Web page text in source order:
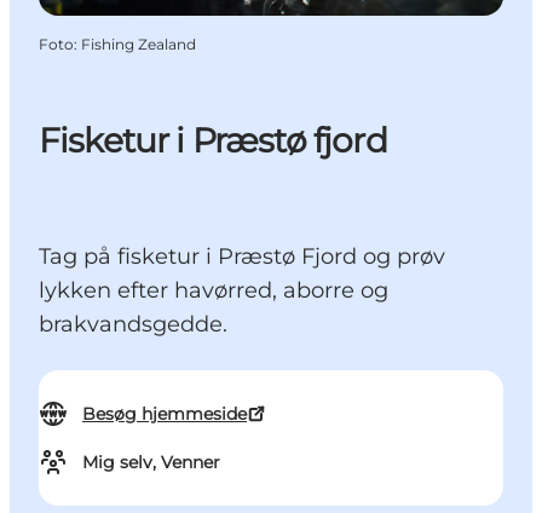
Fisketur i Præstø fjord
Tag på fisketur i Præstø Fjord og prøv
lykken efter havørred, aborre og
brakvandsgedde.
Besøg hjemmeside
Mig selv, Venner
Foto: Fishing Zealand